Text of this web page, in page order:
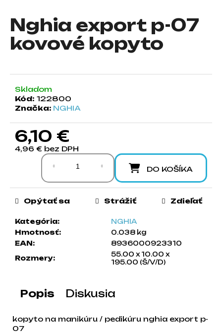
Nghia export p-07
kovové kopyto
Skladom
Kód: 122800
Značka: NGHIA
6,10 €
4,96 € bez DPH
Jednotková cena:
DO KOŠÍKA
Kategória:
NGHIA
Hmotnosť:
0.038 kg
EAN:
8936000923310
Rozmery:
55.00 x 10.00 x
195.00 (Š/V/D)
Opýtať sa Strážiť Zdieľať
Popis Diskusia
kopyto na manikúru / pedikúru nghia export p-
07
s
ť
HĽADAŤ
o
č
a
m
e